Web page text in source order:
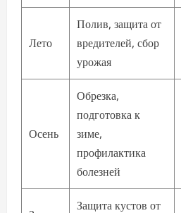
Лето
Полив, защита от
вредителей, сбор
урожая
Осень
Обрезка,
подготовка к
зиме,
профилактика
болезней
Защита кустов от